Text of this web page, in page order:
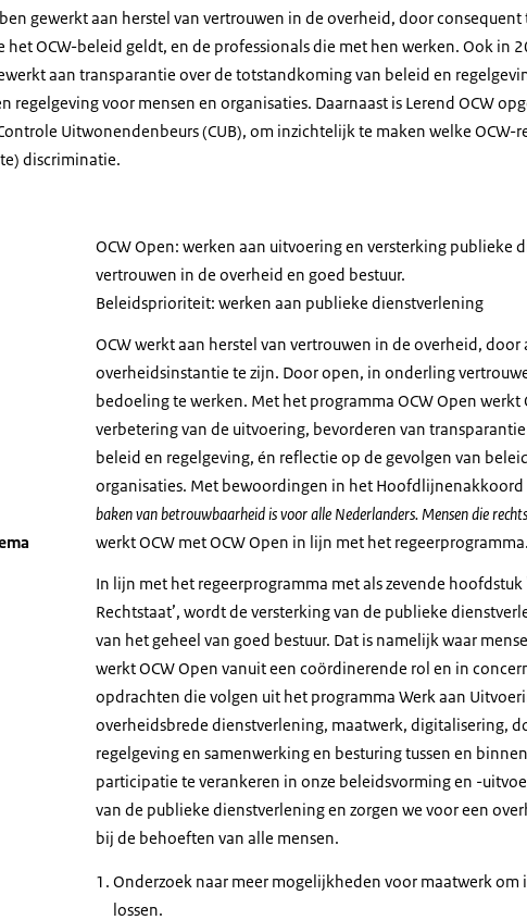
gewerkt aan herstel van vertrouwen in de overheid, door
het OCW-beleid geldt, en de professionals die met hen werken. Ook in
aan transparantie over de totstandkoming van beleid en
regelgeving voor mensen en organisaties. Daarnaast is Lerend OCW
Uitwonendenbeurs (CUB), om inzichtelijk te maken welke
discriminatie.
OCW Open: werken aan uitvoering en versterking publieke
vertrouwen in de overheid en goed bestuur.
Beleidsprioriteit: werken aan publieke dienstverlening
OCW werkt aan herstel van vertrouwen in de overheid,
overheidsinstantie te zijn. Door open, in onderling
bedoeling te werken. Met het programma OCW Open werkt
verbetering van de uitvoering, bevorderen van
beleid en regelgeving, én reflectie op de gevolgen van
organisaties. Met bewoordingen in het Hoofdlijnenakkoord
baken van betrouwbaarheid is voor alle Nederlanders. Mensen die
werkt OCW met OCW Open in lijn met het regeerprogramma.
In lijn met het regeerprogramma met als zevende hoofdstuk
Rechtstaat’, wordt de versterking van de publieke
van het geheel van goed bestuur. Dat is namelijk waar
werkt OCW Open vanuit een coördinerende rol en in
opdrachten die volgen uit het programma Werk aan
overheidsbrede dienstverlening, maatwerk, digitalisering,
regelgeving en samenwerking en besturing tussen en
participatie te verankeren in onze beleidsvorming en -
van de publieke dienstverlening en zorgen we voor een
bij de behoeften van alle mensen.
Onderzoek naar meer mogelijkheden voor maatwerk om
lossen.